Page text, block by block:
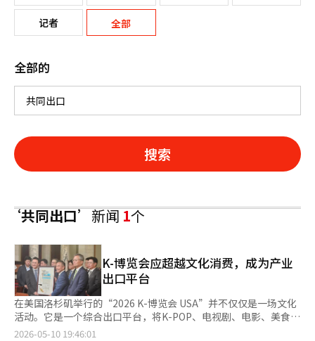
记者 全部
全部的
搜索
‘共同出口’新闻1个
K-博览会应超越文化消费，成为产业
出口平台
在美国洛杉矶举行的“2026 K-博览会 USA”并不仅仅是一场文化
活动。它是一个综合出口平台，将K-POP、电视剧、电影、美食、
美容、旅游和韩语等代表韩国的内容和商品汇聚在一起，面向海外
2026-05-10 19:46:01
页